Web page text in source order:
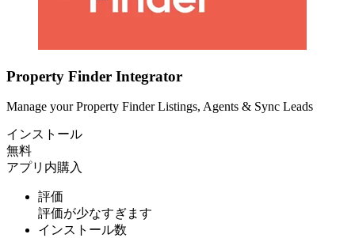
Property Finder Integrator
Manage your Property Finder Listings, Agents & Sync Leads
インストール
無料
アプリ内購入
評価
評価が少なすぎます
インストール数